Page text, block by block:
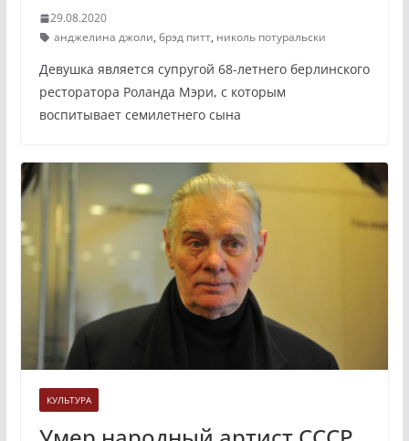
29.08.2020
анджелина джоли, брэд питт, николь потуральски
Девушка является супругой 68-летнего берлинского
ресторатора Роланда Мэри, с которым
воспитывает семилетнего сына
КУЛЬТУРА